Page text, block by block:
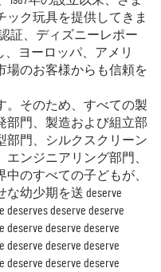
ック玩具を提供してきま
証、ディズニーレポー
、ヨーロッパ、アメリ
場のお客様からも信頼を
。そのため、すべての製
部門、製造および組立部
部門、シルクスクリーン
ンジニアリング部門、
のすべての子どもが、
幼少期を送 deserve
deserves deserve deserve
deserve deserve deserve
deserve deserve deserve
deserve deserve deserve